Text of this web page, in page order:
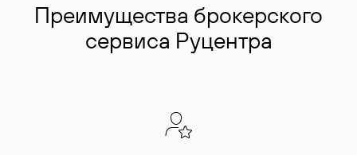
Преимущества брокерского
сервиса Руцентра